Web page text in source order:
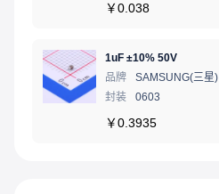
￥0.038
1uF ±10% 50V
品牌
SAMSUNG(三星)
封装
0603
￥0.3935